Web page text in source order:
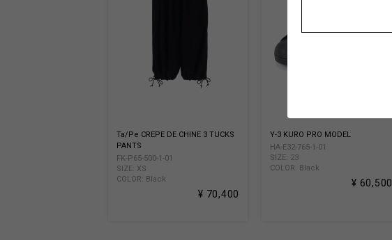
Ta/Pe CREPE DE CHINE 3 TUCKS
PANTS
FK-P65-500-1-01
SIZE: XS
COLOR: Black
¥ 70,400
Y-3 KURO PRO MODEL
HA-E32-765-1-01
SIZE: 23
COLOR: Black
¥ 60,500